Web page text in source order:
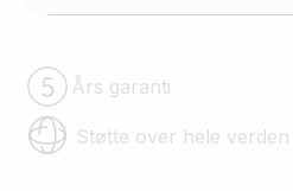
Års garanti
Støtte over hele verden